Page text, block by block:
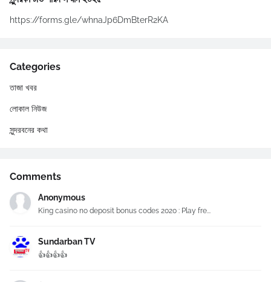
https://forms.gle/whnaJp6DmBterR2KA
Categories
তাজা খবর
লোকাল নিউজ
সুন্দরবনের কথা
Comments
Anonymous
King casino no deposit bonus codes 2020 : Play fre...
Sundarban TV
👍👍👍👍